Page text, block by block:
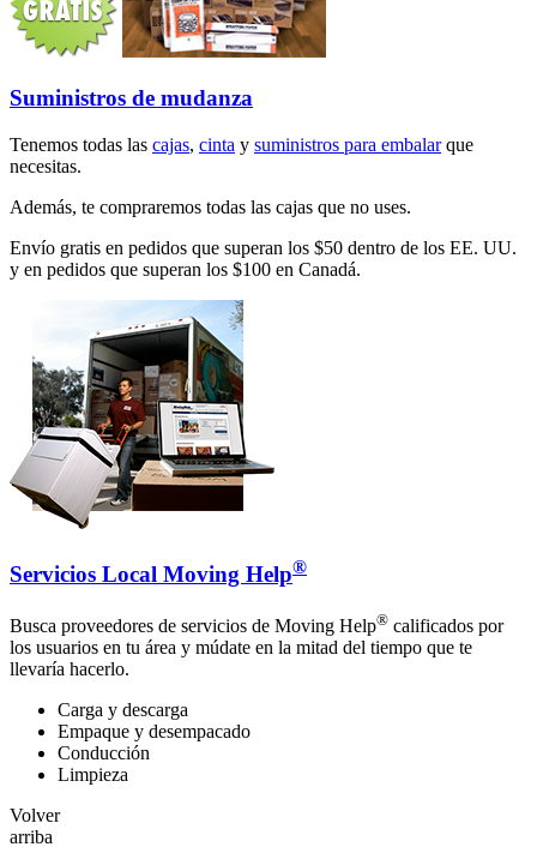
Suministros de mudanza
Tenemos todas las cajas, cinta y suministros para embalarque
necesitas.
Además, te compraremos todas las cajas que no uses.
Envío gratis en pedidos que superan los $50 dentro de los EE. UU.
y en pedidos que superan los $100 en Canadá.
Servicios Local Moving Help®
Busca proveedores de servicios de Moving Help® calificados por
los usuarios en tu área y múdate en la mitad del tiempo que te
llevaría hacerlo.
Carga y descarga
Empaque y desempacado
Conducción
Limpieza
Volver
arriba